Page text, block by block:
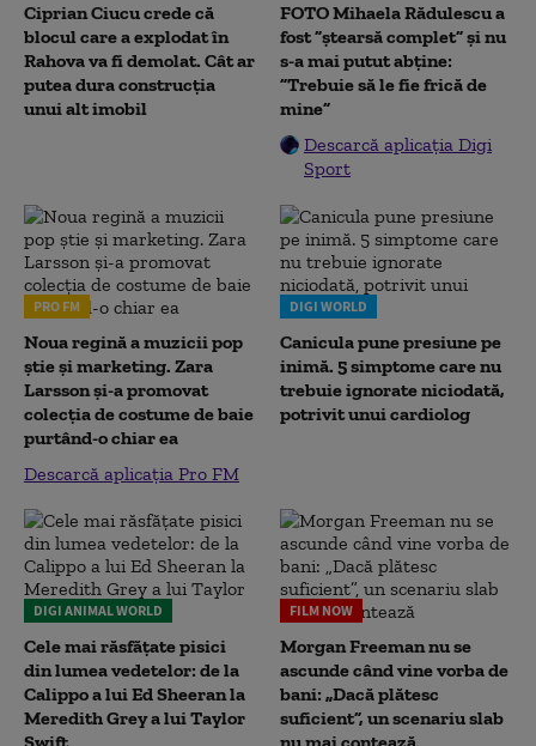
Ciprian Ciucu crede că
blocul care a explodat în
Rahova va fi demolat. Cât ar
putea dura construcția
unui alt imobil
FOTO Mihaela Rădulescu a
fost ”ștearsă complet” și nu
s-a mai putut abține:
”Trebuie să le fie frică de
mine”
Descarcă aplicația Digi
Sport
PRO FM
Noua regină a muzicii pop
știe și marketing. Zara
Larsson și-a promovat
colecția de costume de baie
purtând-o chiar ea
Descarcă aplicația Pro FM
DIGI WORLD
Canicula pune presiune pe
inimă. 5 simptome care nu
trebuie ignorate niciodată,
potrivit unui cardiolog
DIGI ANIMAL WORLD
Cele mai răsfățate pisici
din lumea vedetelor: de la
Calippo a lui Ed Sheeran la
Meredith Grey a lui Taylor
FILM NOW
Morgan Freeman nu se
ascunde când vine vorba de
bani: „Dacă plătesc
suficient”, un scenariu slab